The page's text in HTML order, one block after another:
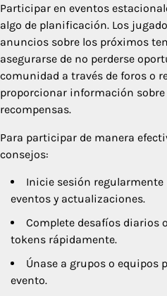
Participar en eventos
algo de planificación. Los
anuncios sobre los próximos
asegurarse de no perderse
comunidad a través de foros o
proporcionar información
recompensas.
Para participar de manera
consejos:
Inicie sesión
eventos y actualizaciones.
Complete desafíos diarios
tokens rápidamente.
Únase a grupos o equipos
evento.